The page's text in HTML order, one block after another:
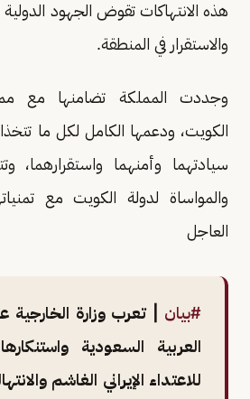
هذه الانتهاكات تقوض الجهود الدولية
والاستقرار في المنطقة.
وجددت المملكة تضامنها مع
الكويت، ودعمها الكامل لكل ما
سيادتهما وأمنهما واستقرارهما،
والمواساة لدولة الكويت مع
العاجل
#بيان | تعرب وزارة الخارجية
العربية السعودية
للاعتداء الإيراني الغاشم